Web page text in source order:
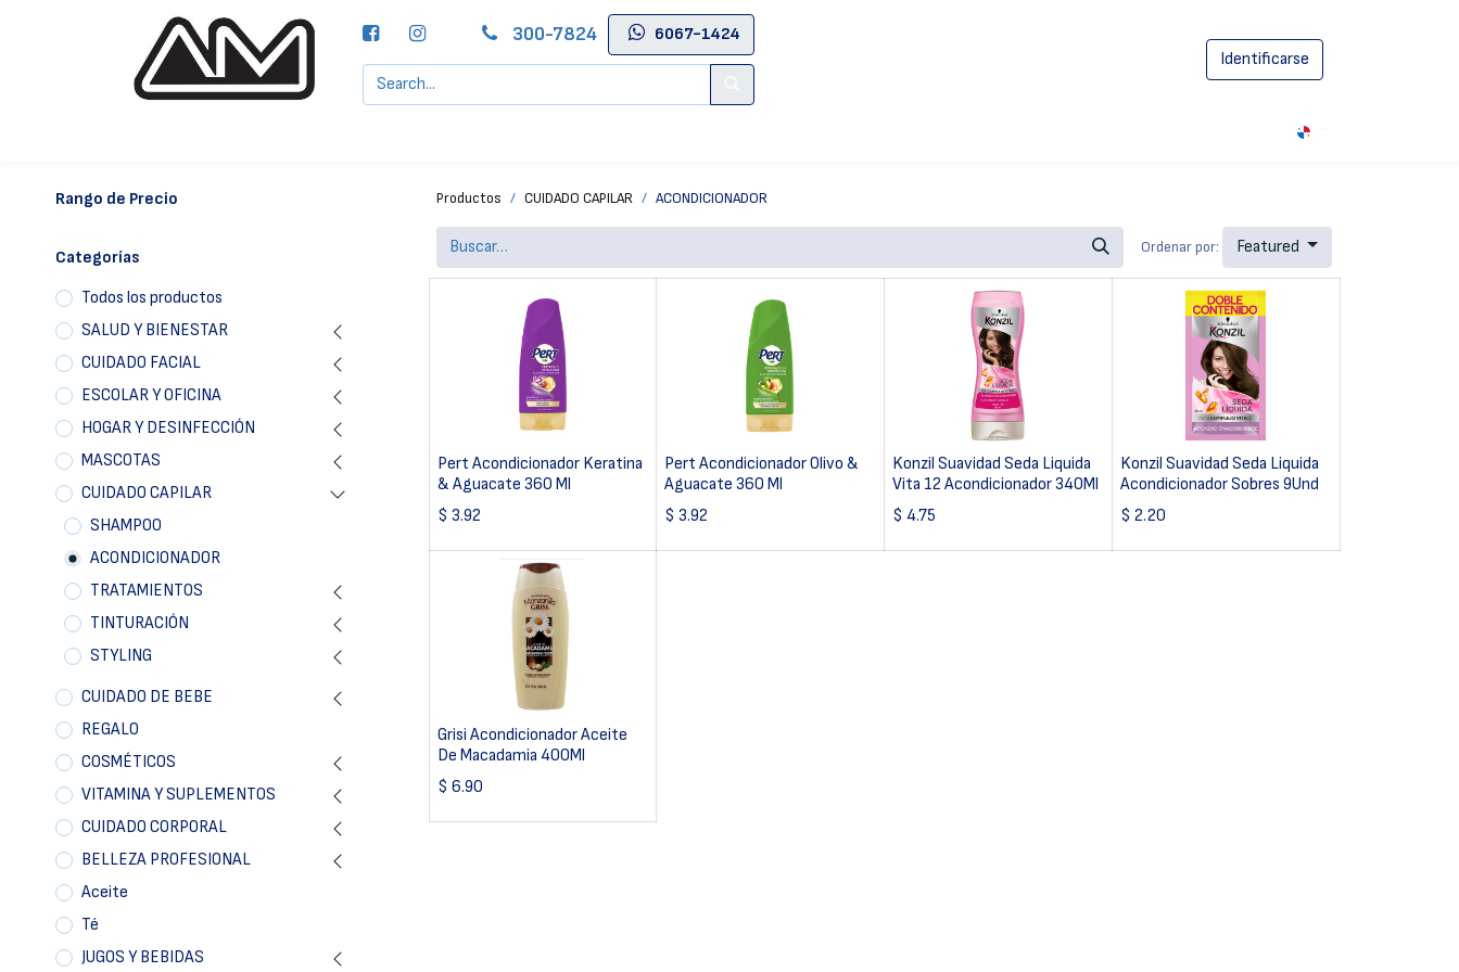
300-7824
6067-1424
Identificarse
Rango de Precio
Categorías
Todos los productos
SALUD Y BIENESTAR
CUIDADO FACIAL
ESCOLAR Y OFICINA
HOGAR Y DESINFECCIÓN
MASCOTAS
CUIDADO CAPILAR
SHAMPOO
ACONDICIONADOR
TRATAMIENTOS
TINTURACIÓN
STYLING
CUIDADO DE BEBE
REGALO
COSMÉTICOS
VITAMINA Y SUPLEMENTOS
CUIDADO CORPORAL
BELLEZA PROFESIONAL
Aceite
Té
JUGOS Y BEBIDAS
Productos CUIDADO CAPILAR ACONDICIONADOR
Ordenar por: Featured
Pert Acondicionador Keratina
& Aguacate 360 Ml
$ 3.92
Pert Acondicionador Olivo &
Aguacate 360 Ml
$ 3.92
Konzil Suavidad Seda Liquida
Vita 12 Acondicionador 340Ml
$ 4.75
Konzil Suavidad Seda Liquida
Acondicionador Sobres 9Und
$ 2.20
Grisi Acondicionador Aceite
De Macadamia 400Ml
$ 6.90